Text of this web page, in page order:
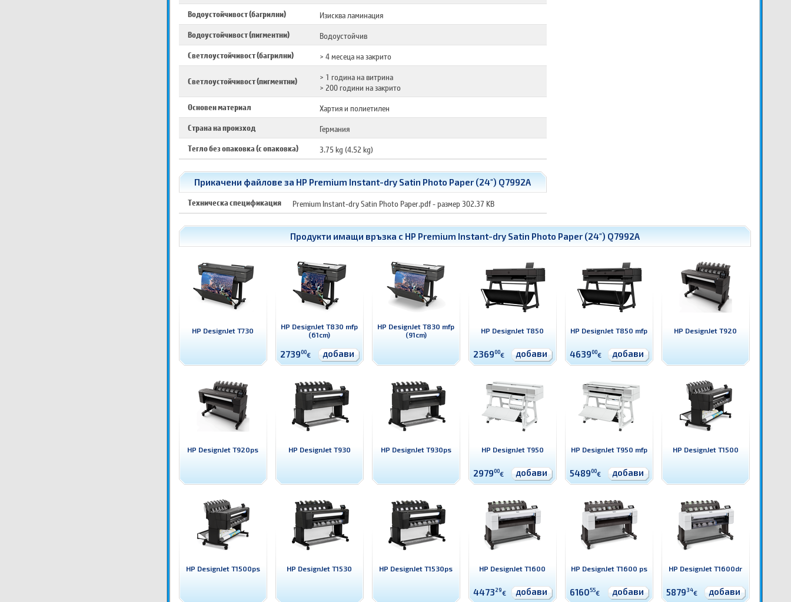
Водоустойчивост (багрилни)
Изисква ламинация
Водоустойчивост (пигментни)
Водоустойчив
Светлоустойчивост (багрилни)
> 4 месеца на закрито
Светлоустойчивост (пигментни)
> 1 година на витрина
> 200 години на закрито
Основен материал
Хартия и полиетилен
Страна на произход
Германия
Тегло без опаковка (с опаковка)
3.75 kg (4.52 kg)
Прикачени файлове за HP Premium Instant-dry Satin Photo Paper (24") Q7992A
Техническа спецификация Premium Instant-dry Satin Photo Paper.pdf- размер 302.37 KB
Продукти имащи връзка с HP Premium Instant-dry Satin Photo Paper (24") Q7992A
HP DesignJet T730
HP DesignJet T830 mfp
(61cm)
273900€ добави
HP DesignJet T830 mfp
(91cm)
HP DesignJet T850
236900€ добави
HP DesignJet T850 mfp
463900€ добави
HP DesignJet T920
HP DesignJet T920ps HP DesignJet T930 HP DesignJet T930ps HP DesignJet T950
297900€ добави
HP DesignJet T950 mfp
548900€ добави
HP DesignJet T1500
HP DesignJet T1500ps HP DesignJet T1530 HP DesignJet T1530ps HP DesignJet T1600
447329€ добави
HP DesignJet T1600 ps
616055€ добави
HP DesignJet T1600dr
587934€ добави